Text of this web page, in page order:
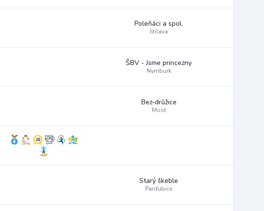
Poleňáci a spol.
Jihlava
ŠBV - Jsme princezny
Nymburk
Bez-drůžice
Most
Starý škeble
Pardubice